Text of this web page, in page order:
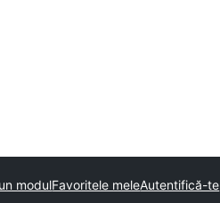
modulFavoritele meleAutentifică-te